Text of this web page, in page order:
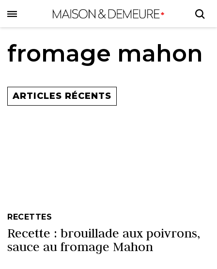
to
main
content
fromage mahon
ARTICLES RÉCENTS
RECETTES
Recette : brouillade aux poivrons,
sauce au fromage Mahon